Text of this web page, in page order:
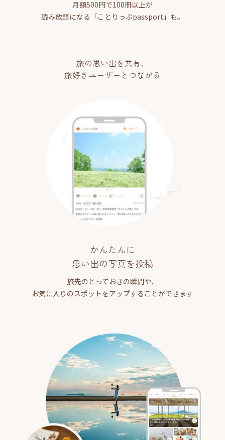
月額500円で100冊以上が
読み放題になる「ことりっぷpassport」も。
旅の思い出を共有、
旅好きユーザーとつながる
かんたんに
思い出の写真を投稿
旅先のとっておきの瞬間や、
お気に入りのスポットをアップすることができます